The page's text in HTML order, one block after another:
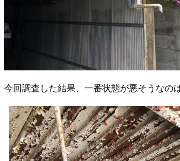
今回調査した結果、一番状態が悪そうなの